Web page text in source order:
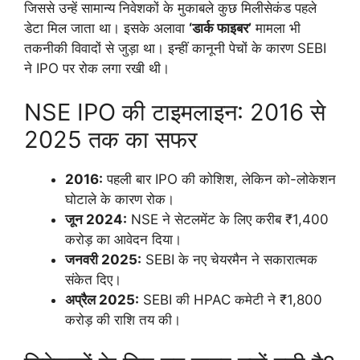
जिससे उन्हें सामान्य निवेशकों के मुकाबले कुछ मिलीसेकंड पहले
डेटा मिल जाता था। इसके अलावा ‘डार्क फाइबर’ मामला भी
तकनीकी विवादों से जुड़ा था। इन्हीं कानूनी पेचों के कारण SEBI
ने IPO पर रोक लगा रखी थी।
NSE IPO की टाइमलाइन: 2016 से
2025 तक का सफर
2016: पहली बार IPO की कोशिश, लेकिन को-लोकेशन
घोटाले के कारण रोक।
जून 2024: NSE ने सेटलमेंट के लिए करीब ₹1,400
करोड़ का आवेदन दिया।
जनवरी 2025: SEBI के नए चेयरमैन ने सकारात्मक
संकेत दिए।
अप्रैल 2025: SEBI की HPAC कमेटी ने ₹1,800
करोड़ की राशि तय की।